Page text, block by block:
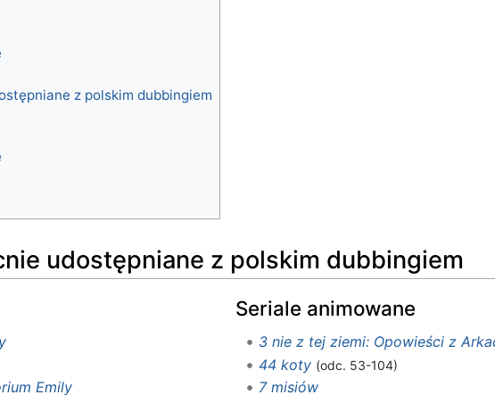
z polskim dubbingiem
udostępniane z polskim dubbingiem
Emily
Seriale animowane
3 nie z tej ziemi: Opowieści z
44 koty (odc. 53-104)
7 misiów